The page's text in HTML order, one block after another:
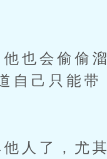
也会偷偷溜
自己只能带
人了，尤其